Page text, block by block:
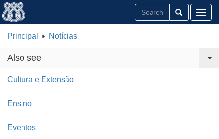
Principal Notícias
Also see
Cultura e Extensão
Ensino
Eventos